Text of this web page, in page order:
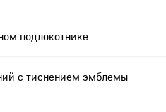
подлокотнике
с тиснением эмблемы